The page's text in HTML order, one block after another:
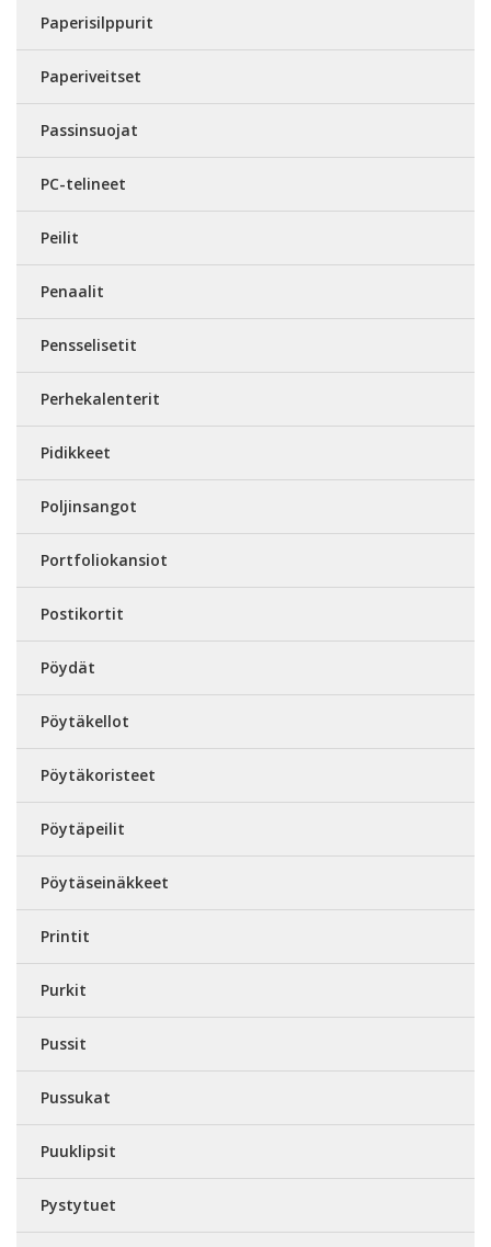
Paperisilppurit
Paperiveitset
Passinsuojat
PC-telineet
Peilit
Penaalit
Pensselisetit
Perhekalenterit
Pidikkeet
Poljinsangot
Portfoliokansiot
Postikortit
Pöydät
Pöytäkellot
Pöytäkoristeet
Pöytäpeilit
Pöytäseinäkkeet
Printit
Purkit
Pussit
Pussukat
Puuklipsit
Pystytuet